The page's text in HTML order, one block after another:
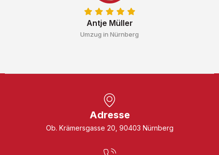
Antje Müller
Umzug in Nürnberg
Adresse
Ob. Krämersgasse 20, 90403 Nürnberg